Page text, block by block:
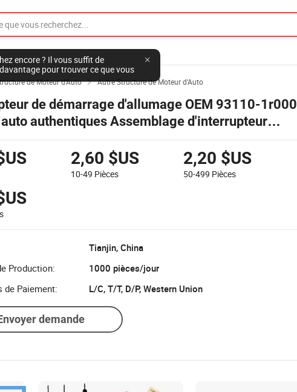
encore ? Il vous suffit de
pour trouver ce que vous
de Moteur d'Auto  Autre Structure de Moteur d'Auto
de démarrage d'allumage OEM 93110-1r000
authentiques Assemblage d'interrupteur
pour Hyundai
2,60 $US
10-49 Pièces
2,20 $US
50-499 Pièces
Tianjin, China
Production:
1000 pièces/jour
de Paiement:
L/C, T/T, D/P, Western Union
demande